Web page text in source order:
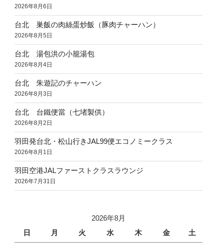
2026年8月6日
台北 巣飯の肉絲蛋炒飯（豚肉チャーハン）
2026年8月5日
台北 湯包洪の小籠湯包
2026年8月4日
台北 朱遊記のチャーハン
2026年8月3日
台北 台鐵便當（七堵製供）
2026年8月2日
羽田発台北・松山行きJAL99便エコノミークラス
2026年8月1日
羽田空港JALファーストクラスラウンジ
2026年7月31日
2026年8月
日
月 火 水 木 金 土